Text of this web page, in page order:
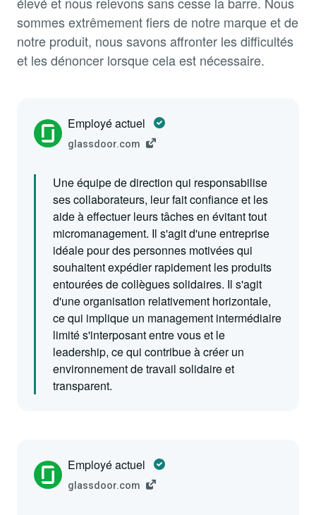
sommes extrêmement fiers de notre marque et de
notre produit, nous savons affronter les difficultés
et les dénoncer lorsque cela est nécessaire.
Employé actuel
glassdoor.com
Une équipe de direction qui responsabilise
ses collaborateurs, leur fait confiance et les
aide à effectuer leurs tâches en évitant tout
micromanagement. Il s'agit d'une entreprise
idéale pour des personnes motivées qui
souhaitent expédier rapidement les produits
entourées de collègues solidaires. Il s'agit
d'une organisation relativement horizontale,
ce qui implique un management intermédiaire
limité s'interposant entre vous et le
leadership, ce qui contribue à créer un
environnement de travail solidaire et
transparent.
Employé actuel
glassdoor.com